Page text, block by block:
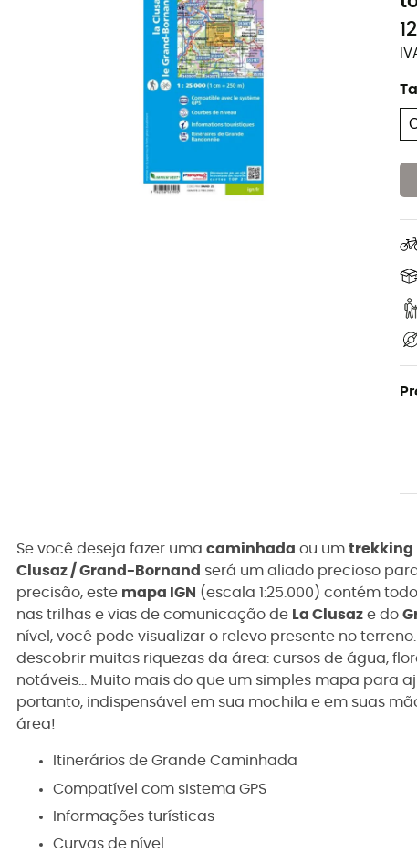
Se você deseja fazer uma caminhada ou um trekking
Clusaz / Grand-Bornand será um aliado precioso
precisão, este mapa IGN (escala 1:25.000) contém
nas trilhas e vias de comunicação de La Clusaz e do
nível, você pode visualizar o relevo presente no
descobrir muitas riquezas da área: cursos de água,
notáveis... Muito mais do que um simples mapa para
portanto, indispensável em sua mochila e em suas
área!
Itinerários de Grande Caminhada
Compatível com sistema GPS
Informações turísticas
Curvas de nível